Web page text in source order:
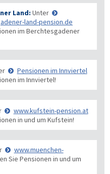
Land: Unter
land-pension.de
im Berchtesgadener
Pensionen im Innviertel
im Innviertel!
www.kufstein-pension.at
in und um Kufstein!
www.muenchen-
Sie Pensionen in und um